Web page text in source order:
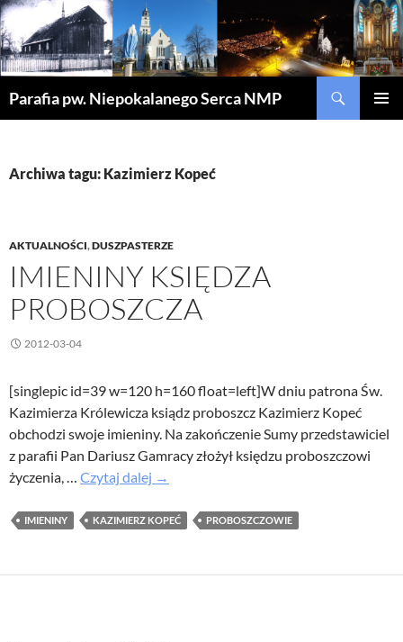
Parafia pw. Niepokalanego Serca NMP
Archiwa tagu: Kazimierz Kopeć
AKTUALNOŚCI,DUSZPASTERZE
IMIENINY KSIĘDZA
PROBOSZCZA
2012-03-04
[singlepic id=39 w=120 h=160 float=left]W dniu patrona Św.
Kazimierza Królewicza ksiądz proboszcz Kazimierz Kopeć
obchodzi swoje imieniny. Na zakończenie Sumy przedstawiciel
z parafii Pan Dariusz Gamracy złożył księdzu proboszczowi
życzenia, … Czytaj dalej Imieniny
Proboszcza
→
IMIENINY KAZIMIERZ KOPEĆ PROBOSZCZOWIE